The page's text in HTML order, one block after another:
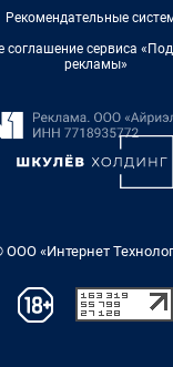
Рекомендательные
соглашение сервиса
рекламы»
ООО «Интернет